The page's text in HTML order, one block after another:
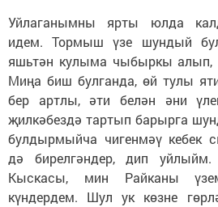
Уйлаганымны ярты юлда
идем. Тормыш үзе шундый
яшьтән кулыма чыбыркы алып,
Миңа биш булганда, өй тулы
бер артлы, әти белән әни
җилкәбездә тартып барырга
булдырмыйча чигенмәү кебек
дә бирелгәндер, дип
Кыскасы, мин Райканы
күндердем. Шул ук көзне